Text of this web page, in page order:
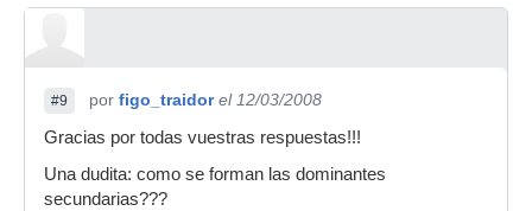
#9 por figo_traidor el 12/03/2008
Gracias por todas vuestras respuestas!!!
Una dudita: como se forman las dominantes
secundarias???